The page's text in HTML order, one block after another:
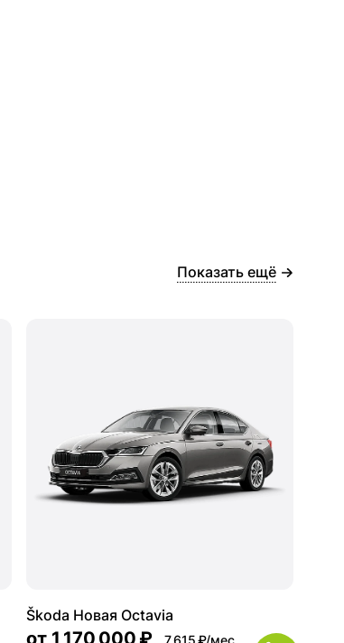
Показать ещё
Škoda Новая Octavia
от 1 170 000 ₽ 7 615 ₽/мес.